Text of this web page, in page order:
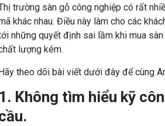
trường sàn gỗ công nghiệp có rất
khác nhau. Điều này làm cho các
những quyết định sai lầm khi mua
lượng kém.
theo dõi bài viết dưới đây để cùng
1. Không tìm hiểu kỹ